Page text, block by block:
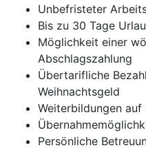
Unbefristeter
Bis zu 30 Tage
Möglichkeit einer
Abschlagszahlung
Übertarifliche
Weihnachtsgeld
Weiterbildungen
Persönliche